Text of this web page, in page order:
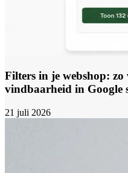
Filters in je webshop:
vindbaarheid in Google
21 juli 2026